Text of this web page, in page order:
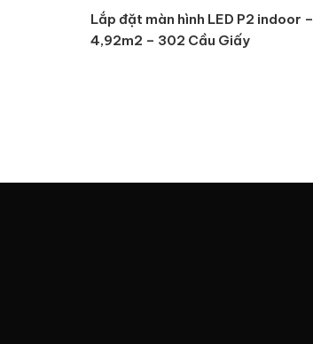
Lắp đặt màn hình LED P2 indoor –
4,92m2 – 302 Cầu Giấy